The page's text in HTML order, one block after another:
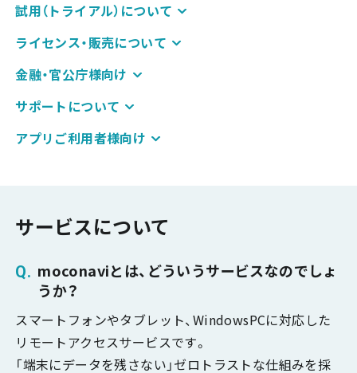
試用（トライアル）について
ライセンス・販売について
金融・官公庁様向け
サポートについて
アプリご利用者様向け
サービスについて
moconaviとは、どういうサービスなのでしょ
うか？
スマートフォンやタブレット、WindowsPCに対応した
リモートアクセスサービスです。
「端末にデータを残さない」ゼロトラストな仕組みを採